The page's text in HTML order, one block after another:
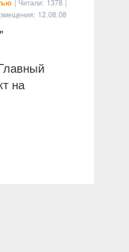
| Читали: 1378 |
12.08.08
на